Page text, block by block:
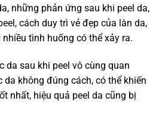
những phản ứng sau khi peel da,
cách duy trì vẻ đẹp của làn da,
tình huống có thể xảy ra.
da sau khi peel vô cùng quan
da không đúng cách, có thể khiến
nhất, hiệu quả peel da cũng bị